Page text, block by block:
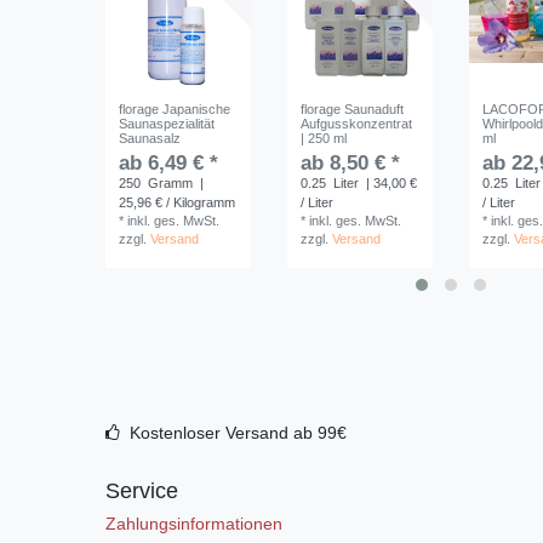
florage Japanische
Saunaspezialität
Saunasalz
ab 6,49 € *
250 Gramm |
25,96 € / Kilogramm
*inkl. ges. MwSt.
zzgl.Versand
florage Saunaduft
Aufgusskonzentrat
| 250 ml
ab 8,50 € *
0.25 Liter | 34,00 €
/ Liter
*inkl. ges. MwSt.
zzgl.Versand
ml
ab
0.25 Liter
/ Liter
*inkl.
zzgl.
Kostenloser Versand ab 99€
Service
Zahlungsinformationen